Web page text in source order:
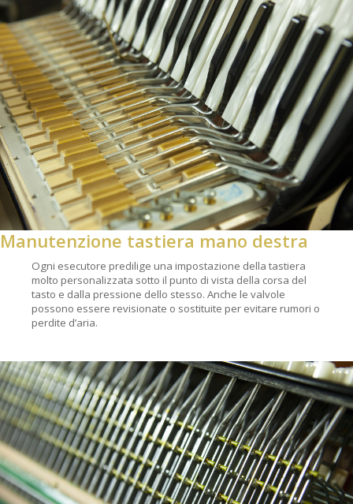
Manutenzione tastiera mano destra
Ogni esecutore predilige una impostazione della tastiera
molto personalizzata sotto il punto di vista della corsa del
tasto e dalla pressione dello stesso. Anche le valvole
possono essere revisionate o sostituite per evitare rumori o
perdite d’aria.